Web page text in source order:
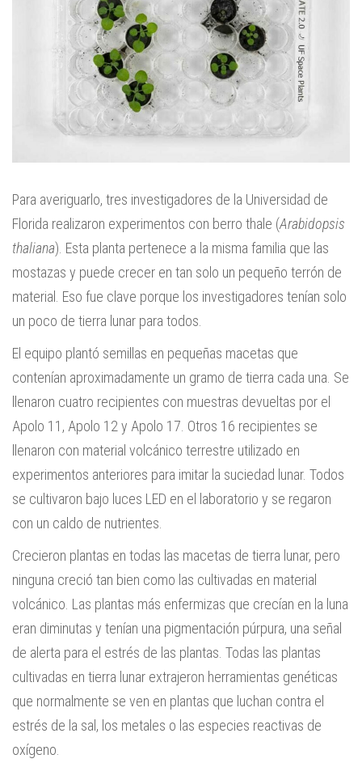
Para averiguarlo, tres investigadores de la Universidad de
Florida realizaron experimentos con berro thale (Arabidopsis
thaliana). Esta planta pertenece a la misma familia que las
mostazas y puede crecer en tan solo un pequeño terrón de
material. Eso fue clave porque los investigadores tenían solo
un poco de tierra lunar para todos.
El equipo plantó semillas en pequeñas macetas que
contenían aproximadamente un gramo de tierra cada una. Se
llenaron cuatro recipientes con muestras devueltas por el
Apolo 11, Apolo 12 y Apolo 17. Otros 16 recipientes se
llenaron con material volcánico terrestre utilizado en
experimentos anteriores para imitar la suciedad lunar. Todos
se cultivaron bajo luces LED en el laboratorio y se regaron
con un caldo de nutrientes.
Crecieron plantas en todas las macetas de tierra lunar, pero
ninguna creció tan bien como las cultivadas en material
volcánico. Las plantas más enfermizas que crecían en la luna
eran diminutas y tenían una pigmentación púrpura, una señal
de alerta para el estrés de las plantas. Todas las plantas
cultivadas en tierra lunar extrajeron herramientas genéticas
que normalmente se ven en plantas que luchan contra el
estrés de la sal, los metales o las especies reactivas de
oxígeno.